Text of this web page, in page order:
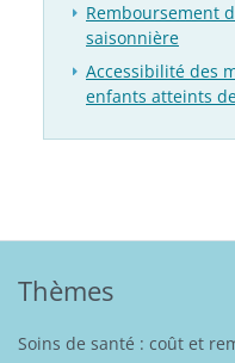
Remboursement
saisonnière
Accessibilité des
enfants atteints
Thèmes
Soins de santé : coût et